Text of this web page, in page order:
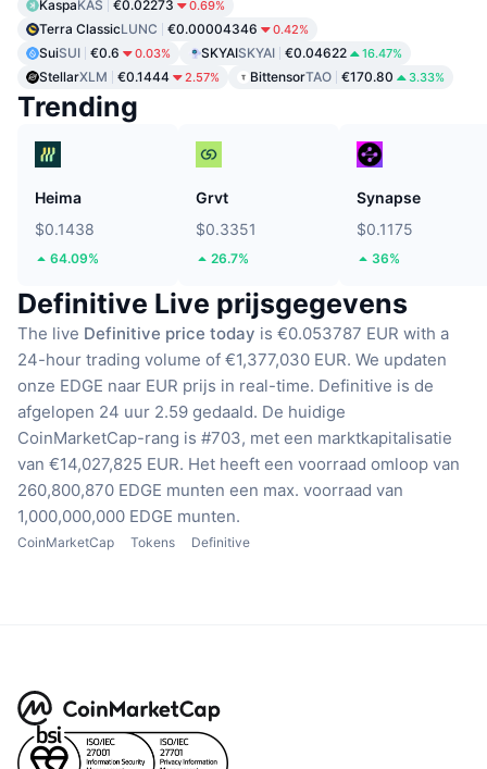
KaspaKAS €0.02273 0.69%
Terra ClassicLUNC €0.00004346 0.42%
SuiSUI €0.6 0.03% SKYAISKYAI €0.04622 16.47%
StellarXLM €0.1444 2.57% BittensorTAO €170.80 3.33%
Trending
Heima
$0.1438
64.09%
Grvt
$0.3351
26.7%
Synapse
$0.1175
36%
Definitive Live prijsgegevens
The live Definitive price today is €0.053787 EUR with a
24-hour trading volume of €1,377,030 EUR. We updaten
onze EDGE naar EUR prijs in real-time. Definitive is de
afgelopen 24 uur 2.59 gedaald. De huidige
CoinMarketCap-rang is #703, met een marktkapitalisatie
van €14,027,825 EUR. Het heeft een voorraad omloop van
260,800,870 EDGE munten een max. voorraad van
1,000,000,000 EDGE munten.
CoinMarketCap Tokens Definitive